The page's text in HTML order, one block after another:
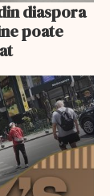
diaspora
poate